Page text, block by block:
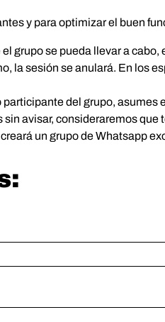
y para optimizar el buen
el grupo se pueda llevar a
la sesión se anulará. En los
participante del grupo, asumes
avisar, consideraremos que
creará un grupo de Whatsapp